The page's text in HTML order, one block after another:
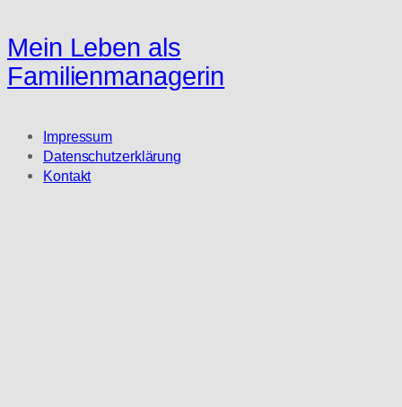
Mein Leben als
Familienmanagerin
Impressum
Datenschutzerklärung
Kontakt